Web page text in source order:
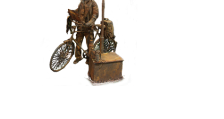
IJZER/ROEST
099
Toerist